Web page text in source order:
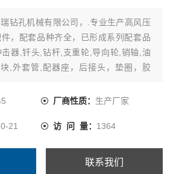
钻孔机械有限公司，.专业生产高风压
，配套品种齐全，已形成系列配套品
器,钎头,钻杆,支重轮,导向轮,销轴,油
,外套管,配器座，后接头，垫圈，胶
顶头，逆止阀，弹性销
厂商性质： 生产厂家
21 访 问 量： 1364
联系我们